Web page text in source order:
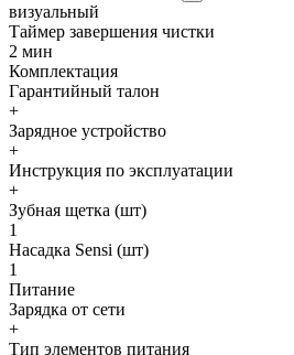
визуальный
Таймер завершения чистки
2 мин
Комплектация
Гарантийный талон
+
Зарядное устройство
+
Инструкция по эксплуатации
+
Зубная щетка (шт)
1
Насадка Sensi (шт)
1
Питание
Зарядка от сети
+
Тип элементов питания